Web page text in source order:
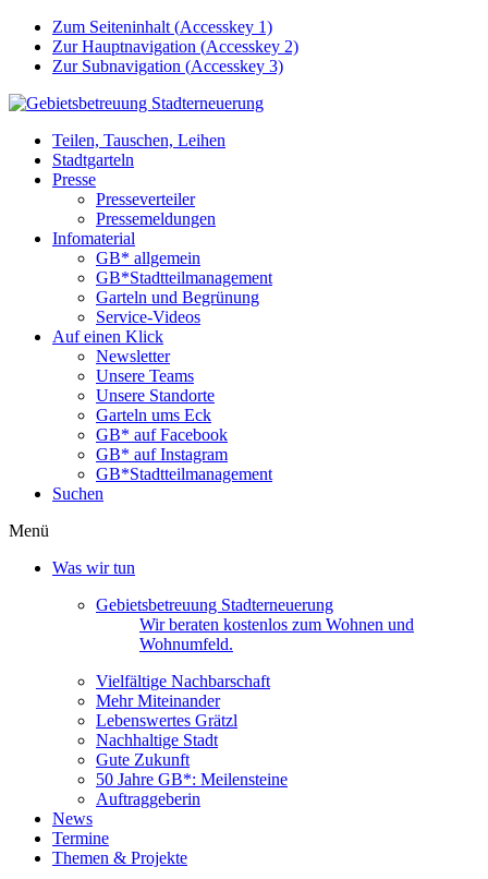
Zum Seiteninhalt (Accesskey 1)
Zur Hauptnavigation (Accesskey 2)
Zur Subnavigation (Accesskey 3)
Teilen, Tauschen, Leihen
Stadtgarteln
Presse
Presseverteiler
Pressemeldungen
Infomaterial
GB* allgemein
GB*Stadtteilmanagement
Garteln und Begrünung
Service-Videos
Auf einen Klick
Newsletter
Unsere Teams
Unsere Standorte
Garteln ums Eck
GB* auf Facebook
GB* auf Instagram
GB*Stadtteilmanagement
Suchen
Menü
Was wir tun
Gebietsbetreuung Stadterneuerung
Wir beraten kostenlos zum Wohnen und
Wohnumfeld.
Vielfältige Nachbarschaft
Mehr Miteinander
Lebenswertes Grätzl
Nachhaltige Stadt
Gute Zukunft
50 Jahre GB*: Meilensteine
Auftraggeberin
News
Termine
Themen & Projekte